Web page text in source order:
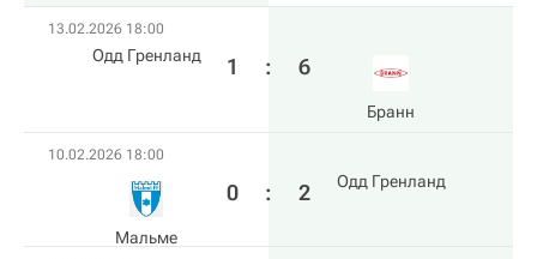
13.02.2026 18:00
Одд Гренланд 1 : 6
Бранн
10.02.2026 18:00
Мальме
0 : 2 Одд Гренланд